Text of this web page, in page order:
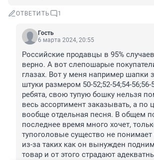
ОТВЕТИТЬ 1
Гость
6 марта 2024, 20:55
Российские продавцы в 95%
верно. А вот слепошарые
глазах. Вот у меня например шапки
штуки размером 50-52;52-54;54-
ребята, свою тупую бошку нельзя
весь ассортимент заказывать, а по
вообще отдельная песня. В общем
последнее время много хочет,
тупоголовые существо не понимает
из-за таких как он вынужден
товар и от этого страдают